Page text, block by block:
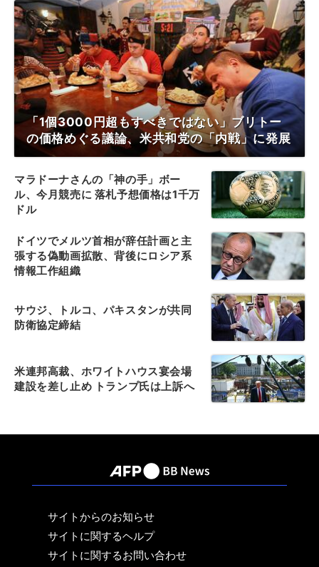
「1個3000円超もすべきではない」ブリトー
の価格めぐる議論、米共和党の「内戦」に発展
マラドーナさんの「神の手」ボー
ル、今月競売に 落札予想価格は1千万
ドル
ドイツでメルツ首相が辞任計画と主
張する偽動画拡散、背後にロシア系
情報工作組織
サウジ、トルコ、パキスタンが共同
防衛協定締結
米連邦高裁、ホワイトハウス宴会場
建設を差し止め トランプ氏は上訴へ
サイトからのお知らせ
サイトに関するヘルプ
サイトに関するお問い合わせ